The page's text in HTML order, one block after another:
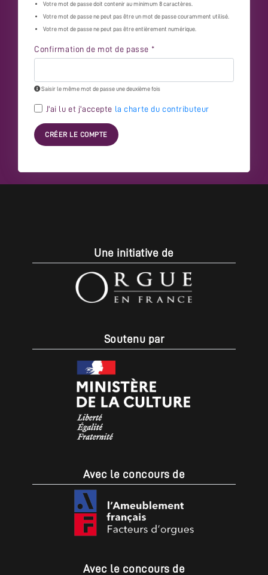
Votre mot de passe doit contenir au minimum 8 caractères.
Votre mot de passe ne peut pas être un mot de passe couramment utilisé.
Votre mot de passe ne peut pas être entièrement numérique.
Confirmation de mot de passe *
Saisir le même mot de passe une deuxième fois
J'ai lu et j'accepte la charte du contributeur
CRÉER LE COMPTE
Une initiative de
Soutenu par
Avec le concours de
Avec le concours de